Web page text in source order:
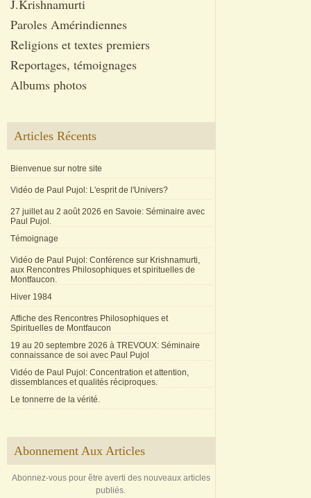
J.Krishnamurti
Paroles Amérindiennes
Religions et textes premiers
Reportages, témoignages
Albums photos
Articles Récents
Bienvenue sur notre site
Vidéo de Paul Pujol: L'esprit de l'Univers?
27 juillet au 2 août 2026 en Savoie: Séminaire avec
Paul Pujol.
Témoignage
Vidéo de Paul Pujol: Conférence sur Krishnamurti,
aux Rencontres Philosophiques et spirituelles de
Montfaucon.
Hiver 1984
Affiche des Rencontres Philosophiques et
Spirituelles de Montfaucon
19 au 20 septembre 2026 à TREVOUX: Séminaire
connaissance de soi avec Paul Pujol
Vidéo de Paul Pujol: Concentration et attention,
dissemblances et qualités réciproques.
Le tonnerre de la vérité.
Abonnement Aux Articles
Abonnez-vous pour être averti des nouveaux articles
publiés.